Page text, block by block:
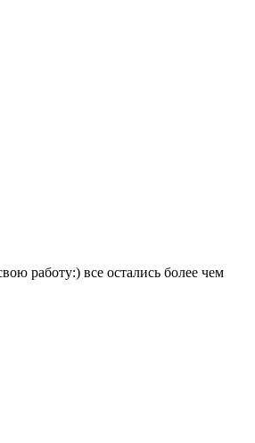
работу:) все остались более чем